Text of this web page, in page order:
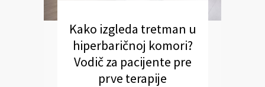
Kako izgleda tretman u
hiperbaričnoj komori?
Vodič za pacijente pre
prve terapije